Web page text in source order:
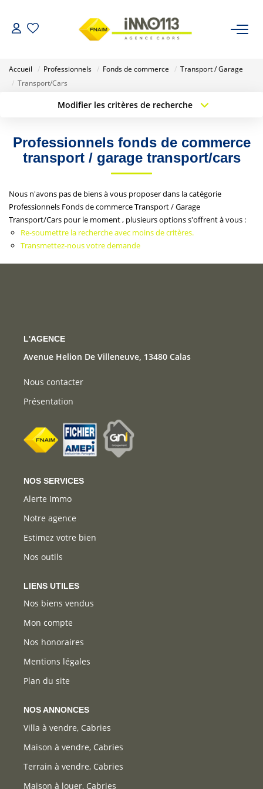
Nos Biens Vendus
ESTIMER
CALCULETTES FINANCIÈRES
Accueil Professionnels Fonds de commerce
Transport / Garage
Transport/Cars
Modifier les critères de recherche
Type de transaction Localisation
Sélectionnez...
Type de bien
Surface min
Créer une alerte
Professionnels fonds de commerce
transport / garage transport/cars
Nous n'avons pas de biens à vous proposer dans la catégorie
Professionnels Fonds de commerce Transport / Garage
Transport/Cars pour le moment , plusieurs options s'offrent à vous :
Re-soumettre la recherche avec moins de critères.
Transmettez-nous votre demande
L'AGENCE
Avenue Helion De Villeneuve, 13480 Calas
Nous contacter
Présentation
NOS SERVICES
Alerte Immo
Notre agence
Estimez votre bien
Nos outils
LIENS UTILES
Nos biens vendus
Mon compte
Nos honoraires
Mentions légales
Plan du site
NOS ANNONCES
Villa à vendre, Cabries
Maison à vendre, Cabries
Terrain à vendre, Cabries
Maison à louer, Cabries